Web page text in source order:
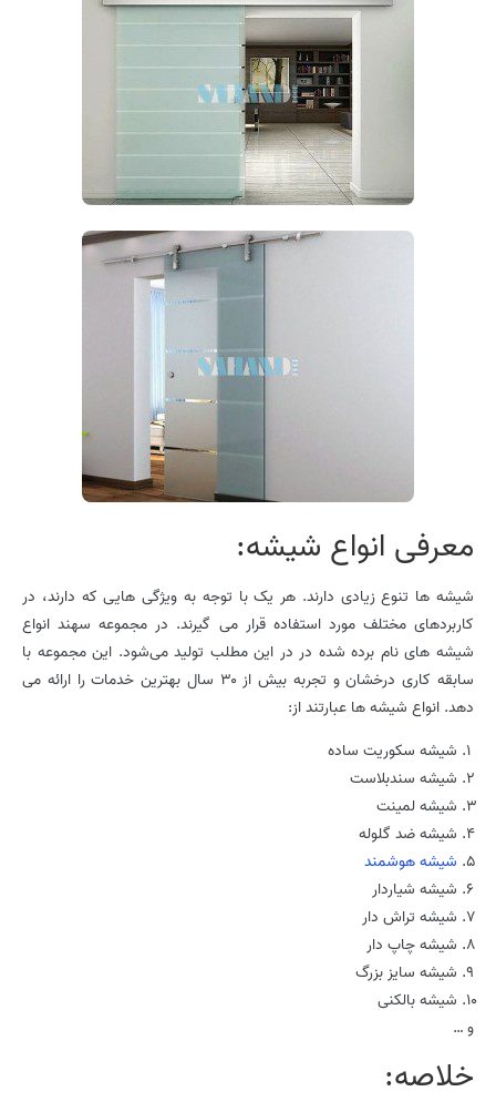
معرفی انواع شیشه:
شیشه ها تنوع زیادی دارند. هر یک با توجه به ویژگی هایی که دارند، در
کاربردهای مختلف مورد استفاده قرار می گیرند. در مجموعه سهند انواع
شیشه های نام برده شده در در این مطلب تولید می‌شود. این مجموعه با
سابقه کاری درخشان و تجربه بیش از ۳۰ سال بهترین خدمات را ارائه می
دهد. انواع شیشه ها عبارتند از:
شیشه سکوریت ساده
شیشه سندبلاست
شیشه لمینت
شیشه ضد گلوله
شیشه هوشمند
شیشه شیاردار
شیشه تراش دار
شیشه چاپ دار
شیشه سایز بزرگ
شیشه بالکنی
و …
خلاصه: